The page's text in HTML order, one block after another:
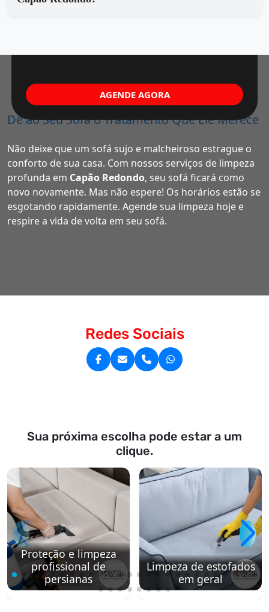
Dê ao Seu Sofá o Tratamento Que Ele Merece
Não deixe que um sofá sujo e malcheiroso estrague o
conforto de sua casa. Com nossos serviços de limpeza
profunda em Capão Redondo, seu sofá ficará como
novo novamente. Mas não espere! Os horários estão se
esgotando rapidamente. Agende sua limpeza hoje e
respire a vida de volta em seu sofá.
AGENDE AGORA
Redes Sociais
Sua próxima escolha pode estar a um
clique.
Proteção e limpeza
profissional de
persianas
Limpeza de estofados
em geral